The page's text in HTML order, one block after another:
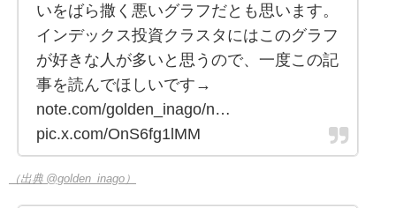
いをばら撒く悪いグラフだとも思います。
インデックス投資クラスタにはこのグラフ
が好きな人が多いと思うので、一度この記
事を読んでほしいです→
note.com/golden_inago/n…
pic.x.com/OnS6fg1lMM
（出典 @golden_inago）